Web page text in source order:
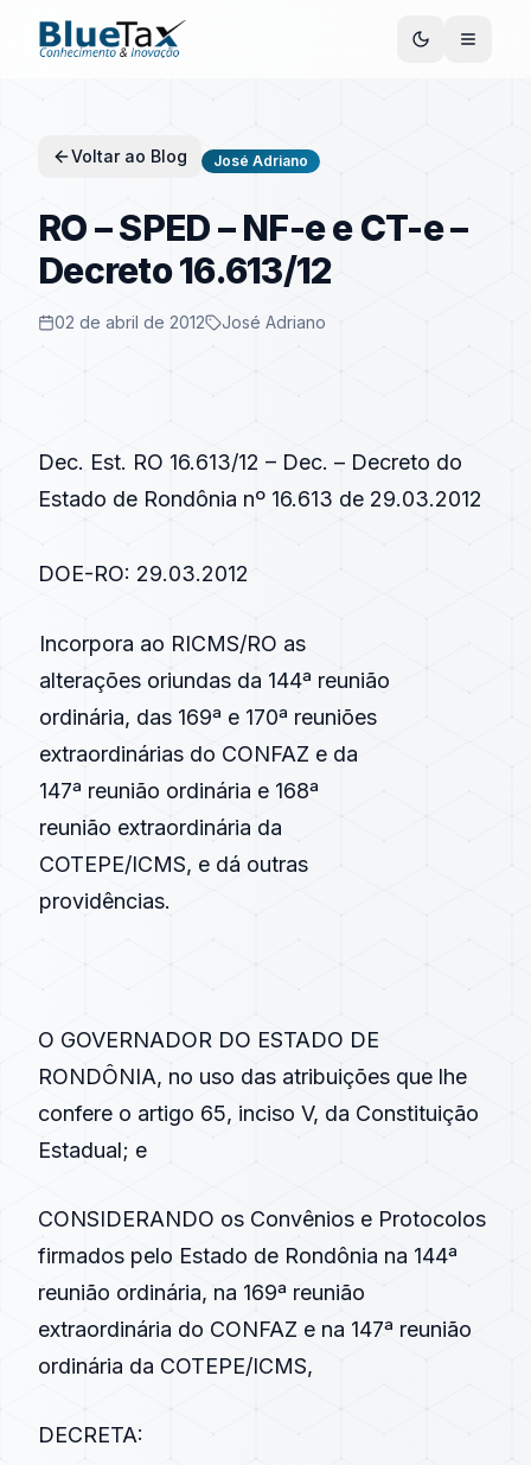
Voltar ao Blog José Adriano
RO – SPED – NF-e e CT-e –
Decreto 16.613/12
02 de abril de 2012 José Adriano
Dec. Est. RO 16.613/12 – Dec. – Decreto do
Estado de Rondônia nº 16.613 de 29.03.2012
DOE-RO: 29.03.2012
Incorpora ao RICMS/RO as
alterações oriundas da 144ª reunião
ordinária, das 169ª e 170ª reuniões
extraordinárias do CONFAZ e da
147ª reunião ordinária e 168ª
reunião extraordinária da
COTEPE/ICMS, e dá outras
providências.
O GOVERNADOR DO ESTADO DE
RONDÔNIA, no uso das atribuições que lhe
confere o artigo 65, inciso V, da Constituição
Estadual; e
CONSIDERANDO os Convênios e Protocolos
firmados pelo Estado de Rondônia na 144ª
reunião ordinária, na 169ª reunião
extraordinária do CONFAZ e na 147ª reunião
ordinária da COTEPE/ICMS,
DECRETA: